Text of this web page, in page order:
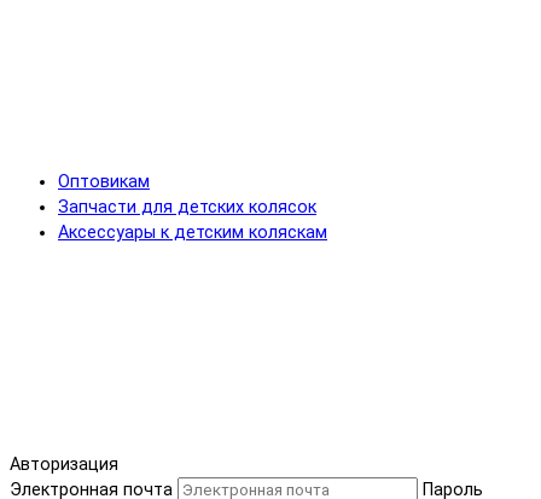
Оптовикам
Запчасти для детских колясок
Аксессуары к детским коляскам
Авторизация
Электронная почта
Пароль